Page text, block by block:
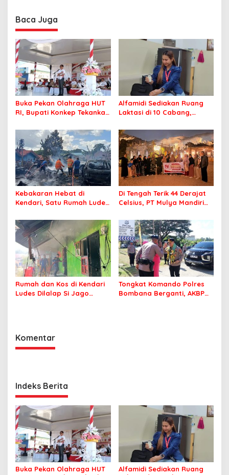
Baca Juga
Buka Pekan Olahraga HUT
RI, Bupati Konkep Tekankan
Tantangan Pembangunan
Alfamidi Sediakan Ruang
Laktasi di 10 Cabang,
ASI Eksklusif
Kebakaran Hebat di
Kendari, Satu Rumah Ludes
Di Tengah Terik 44 Derajat
Celsius, PT Mulya Mandiri
Jamaah Tetap Sehat dan
Nyaman Beribadah
Rumah dan Kos di Kendari
Ludes Dilalap Si Jago
Tongkat Komando Polres
Bombana Berganti, AKBP
Komentar
Indeks Berita
Buka Pekan Olahraga HUT
Alfamidi Sediakan Ruang